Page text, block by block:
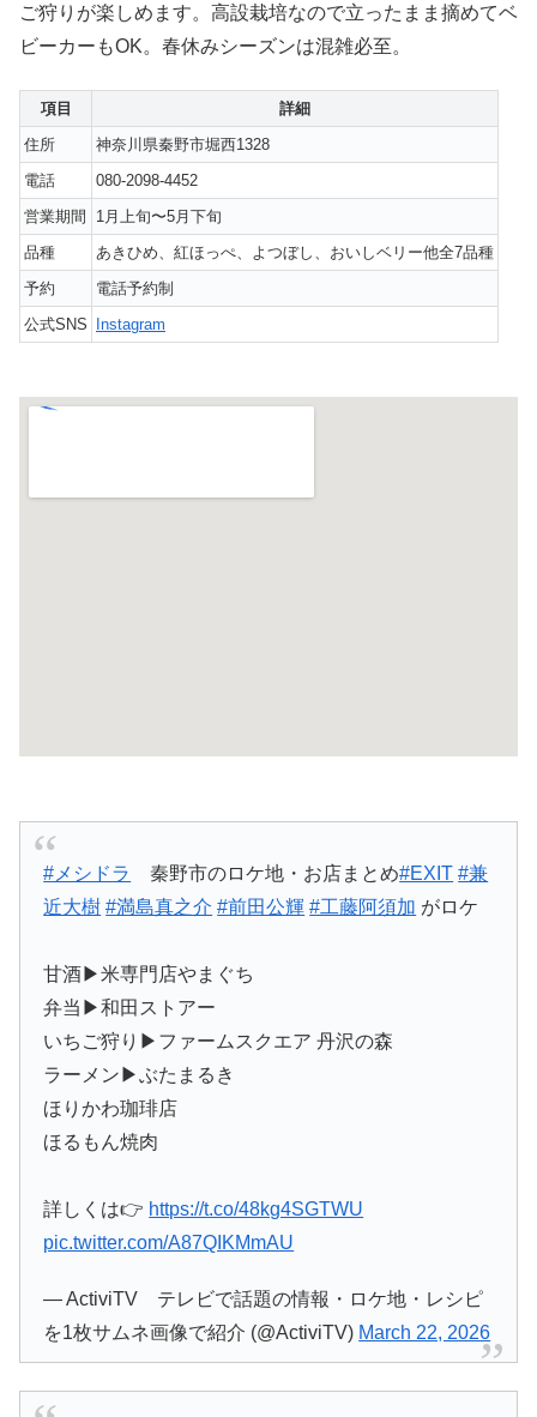
ご狩りが楽しめます。高設栽培なので立ったまま摘めてベ
ビーカーもOK。春休みシーズンは混雑必至。
項目
詳細
住所
神奈川県秦野市堀西1328
電話
080-2098-4452
営業期間
1月上旬〜5月下旬
品種
あきひめ、紅ほっぺ、よつぼし、おいしベリー他全7品種
予約
電話予約制
公式SNS
Instagram
#メシドラ 秦野市のロケ地・お店まとめ#EXIT #兼
近大樹 #満島真之介 #前田公輝 #工藤阿須加 がロケ
甘酒▶︎米専門店やまぐち
弁当▶︎和田ストアー
いちご狩り▶︎ファームスクエア 丹沢の森
ラーメン▶︎ぶたまるき
ほりかわ珈琲店
ほるもん焼肉
詳しくは👉 https://t.co/48kg4SGTWU
pic.twitter.com/A87QIKMmAU
— ActiviTV テレビで話題の情報・ロケ地・レシピ
を1枚サムネ画像で紹介 (@ActiviTV) March 22, 2026